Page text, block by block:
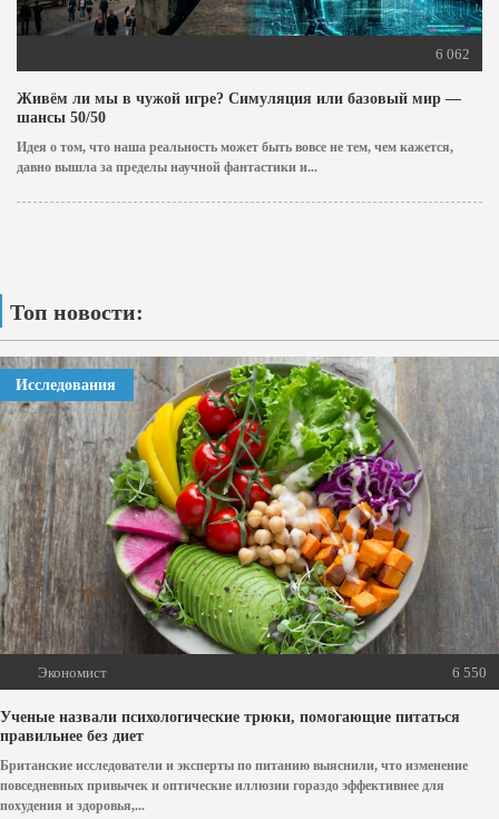
6 062
Живём ли мы в чужой игре? Симуляция или базовый мир —
шансы 50/50
Идея о том, что наша реальность может быть вовсе не тем, чем кажется,
давно вышла за пределы научной фантастики и...
Топ новости:
Исследования
Экономист 6 550
Ученые назвали психологические трюки, помогающие питаться
правильнее без диет
Британские исследователи и эксперты по питанию выяснили, что изменение
повседневных привычек и оптические иллюзии гораздо эффективнее для
похудения и здоровья,...